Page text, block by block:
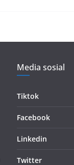
Media sosial
Tiktok
Facebook
Linkedin
Twitter